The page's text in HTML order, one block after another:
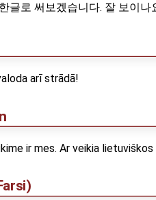
글로 써보겠습니다. 잘 보이나
arī strādā!
ir mes. Ar veikia